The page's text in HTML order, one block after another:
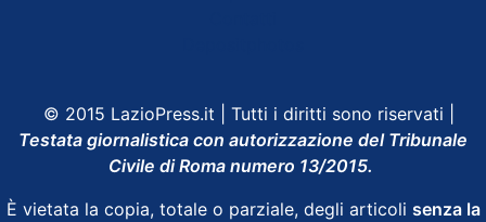
© 2015 LazioPress.it | Tutti i diritti sono riservati |
Testata giornalistica con autorizzazione del Tribunale
Civile di Roma numero 13/2015.
È vietata la copia, totale o parziale, degli articoli senza la